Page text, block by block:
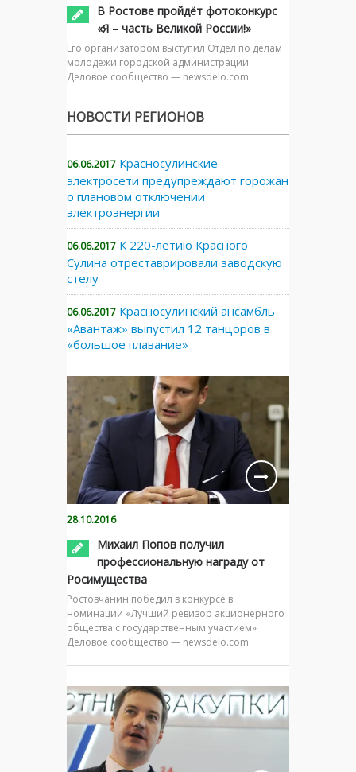
В Ростове пройдёт фотоконкурс
«Я – часть Великой России!»
Его организатором выступил Отдел по делам
молодежи городской администрации
Деловое сообщество — newsdelo.com
НОВОСТИ РЕГИОНОВ
06.06.2017 Красносулинские
электросети предупреждают горожан
о плановом отключении
электроэнергии
06.06.2017 К 220-летию Красного
Сулина отреставрировали заводскую
стелу
06.06.2017 Красносулинский ансамбль
«Авантаж» выпустил 12 танцоров в
«большое плавание»
28.10.2016
Михаил Попов получил
профессиональную награду от
Росимущества
Ростовчанин победил в конкурсе в
номинации «Лучший ревизор акционерного
общества с государственным участием»
Деловое сообщество — newsdelo.com